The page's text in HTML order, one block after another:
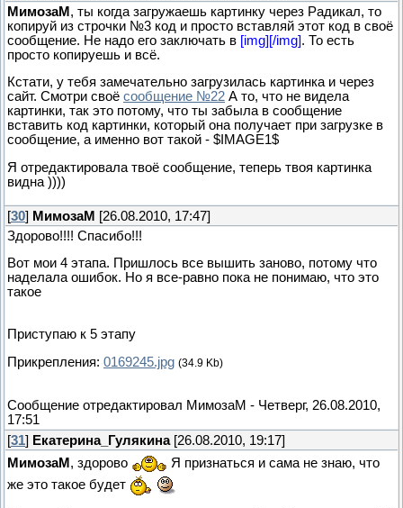
МимозаМ , ты когда загружаешь картинку через Радикал, то
копируй из строчки №3 код и просто вставляй этот код в своё
сообщение. Не надо его заключать в [img][/img]. То есть
просто копируешь и всё.
Кстати, у тебя замечательно загрузилась картинка и через
сайт. Смотри своё сообщение №22 А то, что не видела
картинки, так это потому, что ты забыла в сообщение
вставить код картинки, который она получает при загрузке в
сообщение, а именно вот такой - $IMAGE1$
Я отредактировала твоё сообщение, теперь твоя картинка
видна ))))
[30] МимозаМ [26.08.2010, 17:47]
Здорово!!!! Спасибо!!!
Вот мои 4 этапа. Пришлось все вышить заново, потому что
наделала ошибок. Но я все-равно пока не понимаю, что это
такое
Приступаю к 5 этапу
Прикрепления: 0169245.jpg (34.9 Kb)
Сообщение отредактировал МимозаМ - Четверг, 26.08.2010,
17:51
[31] Екатерина_Гулякина[26.08.2010, 19:17]
МимозаМ, здорово
Я признаться и сама не знаю, что
же это такое будет